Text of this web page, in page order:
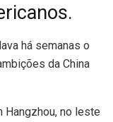
há semanas o
da China
Hangzhou, no leste